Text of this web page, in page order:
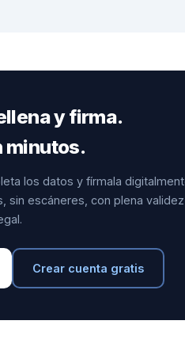
y firma.
minutos.
los datos y fírmala
sin escáneres, con plena validez
Crear cuenta gratis